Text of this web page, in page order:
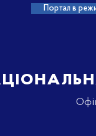
Портал в